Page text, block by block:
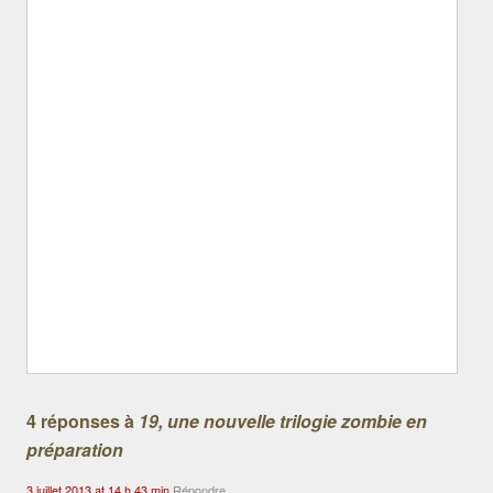
4 réponses à 19, une nouvelle trilogie zombie en
préparation
3 juillet 2013 at 14 h 43 min Répondre